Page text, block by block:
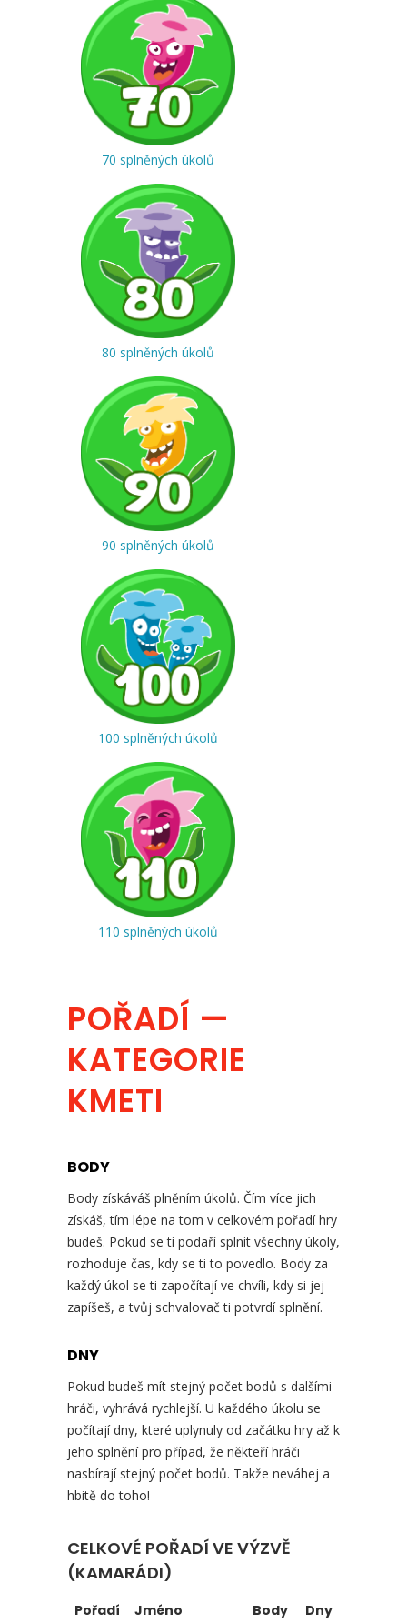
70 splněných úkolů
80 splněných úkolů
90 splněných úkolů
100 splněných úkolů
110 splněných úkolů
POŘADÍ —
KATEGORIE
KMETI
BODY
Body získáváš plněním úkolů. Čím více jich
získáš, tím lépe na tom v celkovém pořadí hry
budeš. Pokud se ti podaří splnit všechny úkoly,
rozhoduje čas, kdy se ti to povedlo. Body za
každý úkol se ti započítají ve chvíli, kdy si jej
zapíšeš, a tvůj schvalovač ti potvrdí splnění.
DNY
Pokud budeš mít stejný počet bodů s dalšími
hráči, vyhrává rychlejší. U každého úkolu se
počítají dny, které uplynuly od začátku hry až k
jeho splnění pro případ, že někteří hráči
nasbírají stejný počet bodů. Takže neváhej a
hbitě do toho!
CELKOVÉ POŘADÍ VE VÝZVĚ
(KAMARÁDI)
Pořadí Jméno Body Dny